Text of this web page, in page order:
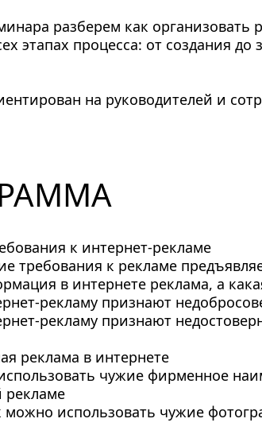
разберем как организовать
этапах процесса: от создания
на руководителей и
к интернет-рекламе
требования к рекламе
в интернете реклама, а
рекламу признают
рекламу признают
реклама в интернете
чужие фирменное
рекламе
можно использовать чужие